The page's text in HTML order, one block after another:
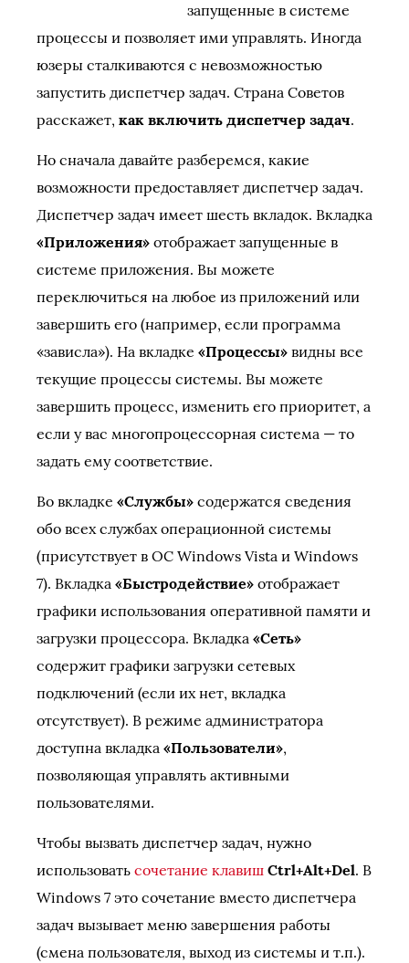
запущенные в системе
процессы и позволяет ими управлять. Иногда
юзеры сталкиваются с невозможностью
запустить диспетчер задач. Страна Советов
расскажет, как включить диспетчер задач.
Но сначала давайте разберемся, какие
возможности предоставляет диспетчер задач.
Диспетчер задач имеет шесть вкладок. Вкладка
«Приложения» отображает запущенные в
системе приложения. Вы можете
переключиться на любое из приложений или
завершить его (например, если программа
«зависла»). На вкладке «Процессы» видны все
текущие процессы системы. Вы можете
завершить процесс, изменить его приоритет, а
если у вас многопроцессорная система — то
задать ему соответствие.
Во вкладке «Службы» содержатся сведения
обо всех службах операционной системы
(присутствует в ОС Windows Vista и Windows
7). Вкладка «Быстродействие» отображает
графики использования оперативной памяти и
загрузки процессора. Вкладка «Сеть»
содержит графики загрузки сетевых
подключений (если их нет, вкладка
отсутствует). В режиме администратора
доступна вкладка «Пользователи»,
позволяющая управлять активными
пользователями.
Чтобы вызвать диспетчер задач, нужно
использовать сочетание клавиш Ctrl+Alt+Del. В
Windows 7 это сочетание вместо диспетчера
задач вызывает меню завершения работы
(смена пользователя, выход из системы и т.п.).